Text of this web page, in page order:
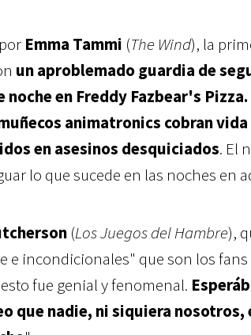
Emma Tammi (The Wind), la
un aproblemado guardia de
noche en Freddy Fazbear's Pizza.
animatronics cobran
en asesinos desquiciados. El
lo que sucede en las noches en
(Los Juegos del Hambre),
e incondicionales" que son los fans
fue genial y fenomenal.
que nadie, ni siquiera